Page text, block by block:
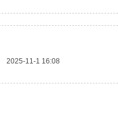
2025-11-1 16:08